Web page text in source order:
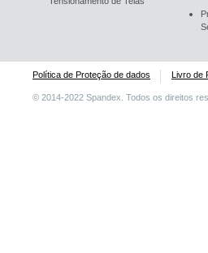
Política de Proteção de dados Livro de
© 2014-2022 Spandex. Todos os direitos